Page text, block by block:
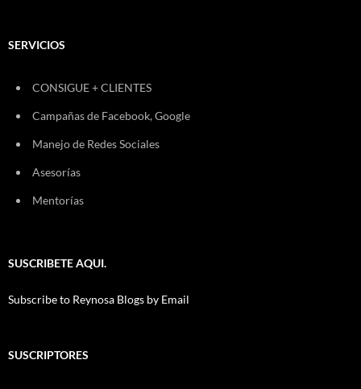
SERVICIOS
CONSIGUE + CLIENTES
Campañas de Facebook, Google
Manejo de Redes Sociales
Asesorías
Mentorías
SUSCRIBETE AQUI.
Subscribe to Reynosa Blogs by Email
SUSCRIPTORES